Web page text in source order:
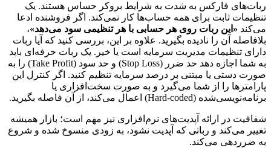
ربات‌های فارکس به شدت به شرایط بروکر حساس هستند. یک
تنظیمات ثابت برای همه حساب‌ها کار نمی‌کند. اگر فروشنده ادعا
می‌کند «این ربات روی هر حسابی با هر تنظیمی سود می‌دهد»،
بلافاصله آن را نادیده بگیرید. علاوه بر این، بررسی کنید که آیا ربات
دارای تنظیمات مدیریت سرمایه است یا خیر. یک ربات حرفه‌ای باید
به شما اجازه دهد حد ضرر (Stop Loss) و حد سود (Take Profit) را به
صورت دستی یا مبتنی بر درصد سرمایه تنظیم کنید. اگر کنترل این
پارامترها را از شما می‌گیرد و به صورت سخت‌افزاری یا
برنامه‌نویسی‌شده (Hard-coded) اعمال می‌کند، از آن فاصله بگیرید.
شفافیت در ارائه آپدیت‌های نرم‌افزاری نیز مهم است؛ بازار همیشه
تغییر می‌کند و رباتی که آپدیت نشود، به زودی منسوخ شده و شروع
به ضرردهی می‌کند.